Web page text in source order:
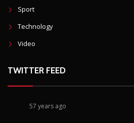
Sport
Technology
Video
TWITTER FEED
57 years ago